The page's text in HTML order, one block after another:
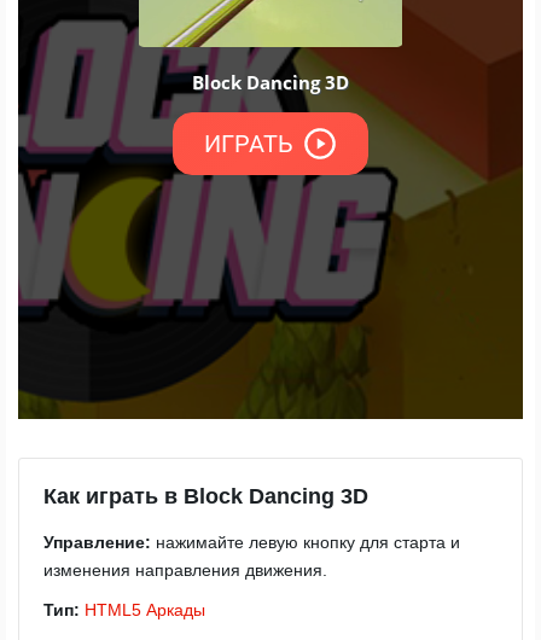
Как играть в Block Dancing 3D
Управление: нажимайте левую кнопку для старта и
изменения направления движения.
Тип: HTML5 Аркады